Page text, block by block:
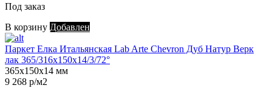
Под заказ
В корзину Добавлен
Паркет Елка Итальянская Lab Arte Chevron Дуб Натур Верк
лак 365/316х150х14/3/72°
365х150х14 мм
9 268 р/м2